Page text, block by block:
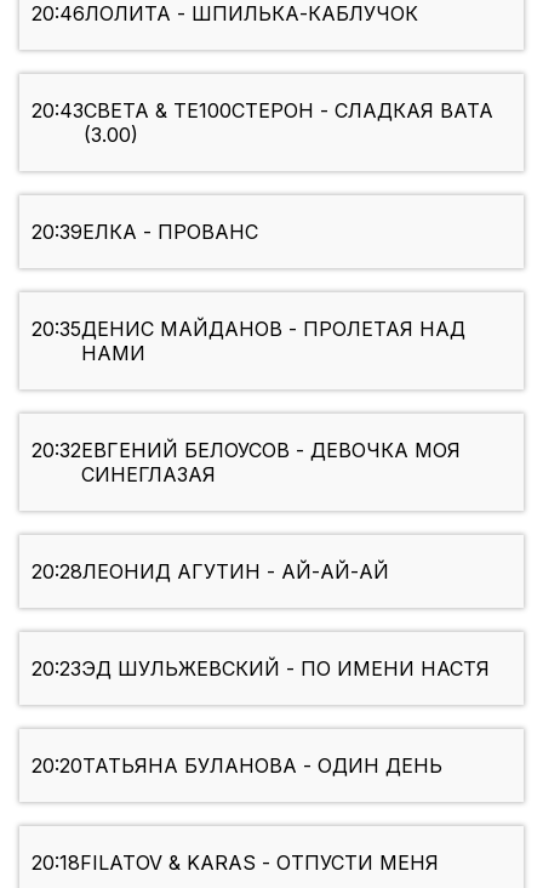
20:46ЛОЛИТА - ШПИЛЬКА-КАБЛУЧОК
20:43СВЕТА & ТЕ100СТЕРОН - СЛАДКАЯ ВАТА
(3.00)
20:39ЕЛКА - ПРОВАНС
20:35ДЕНИС МАЙДАНОВ - ПРОЛЕТАЯ НАД
НАМИ
20:32ЕВГЕНИЙ БЕЛОУСОВ - ДЕВОЧКА МОЯ
СИНЕГЛАЗАЯ
20:28ЛЕОНИД АГУТИН - АЙ-АЙ-АЙ
20:23ЭД ШУЛЬЖЕВСКИЙ - ПО ИМЕНИ НАСТЯ
20:20ТАТЬЯНА БУЛАНОВА - ОДИН ДЕНЬ
20:18FILATOV & KARAS - ОТПУСТИ МЕНЯ